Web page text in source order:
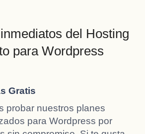
del Hosting
para Wordpress
Gratis
probar nuestros planes
para Wordpress por